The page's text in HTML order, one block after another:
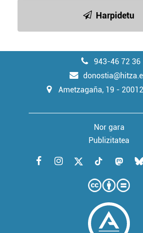
baliatzen gara. Ohar hau onartuz gero,
erabiltzeko baimen esplizitua ematen
irakurri
Harpidetu
943-46 72 36
Ametzagaña, 19 -
Nor gara
Publizitatea